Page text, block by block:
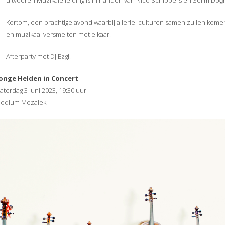
Kortom, een prachtige avond waarbij allerlei culturen samen zullen
en muzikaal versmelten met elkaar.
Afterparty met DJ Ezgi!
Helden in Concert
3 juni 2023, 19:30 uur
Mozaiek